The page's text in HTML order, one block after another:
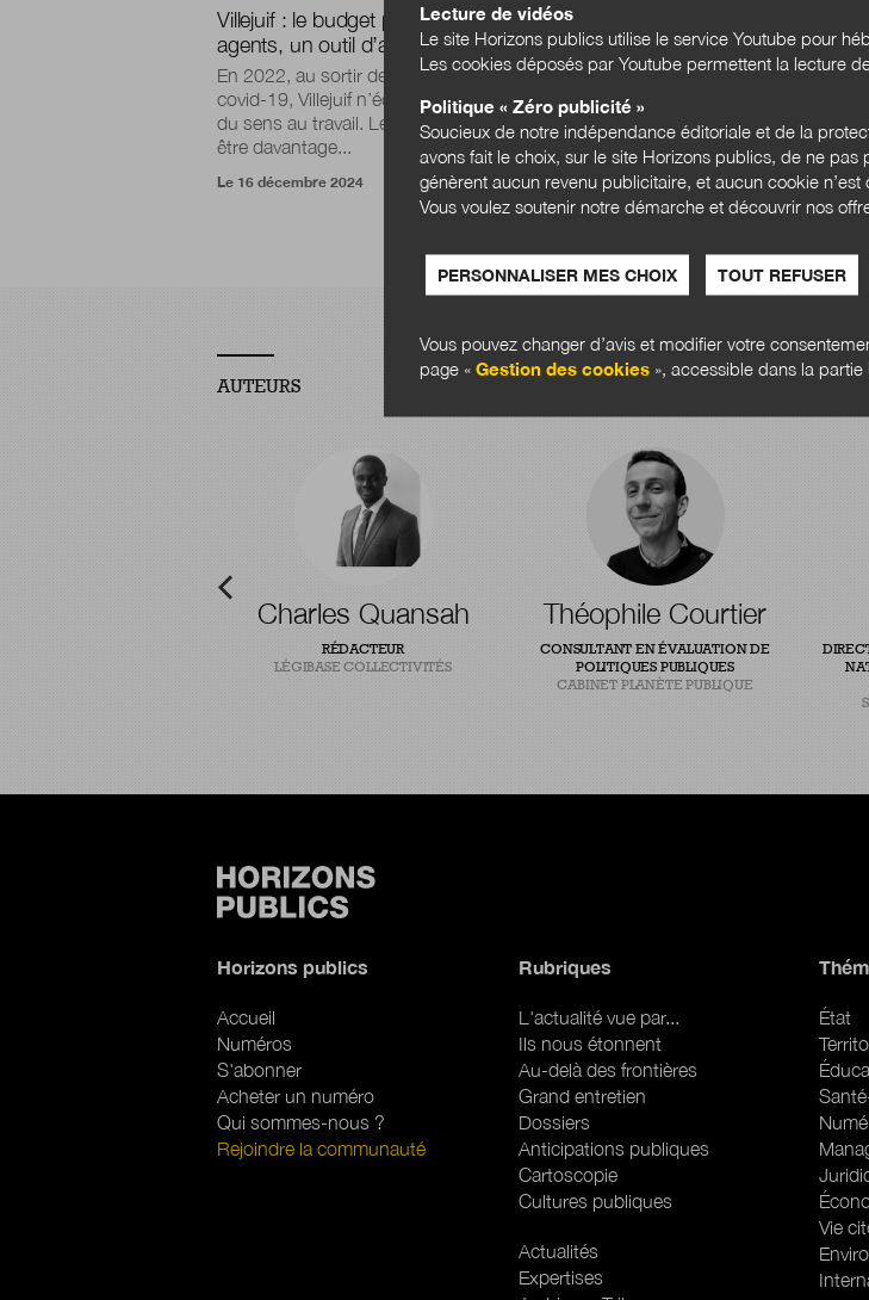
Villejuif : le budget participatif des
agents, un outil d’action managériale
En 2022, au sortir de la crise sanitaire du
covid-19, Villejuif n’échappe pas à la crise
du sens au travail. Les agents demandent à
être davantage...
Le 16 décembre 2024
AUTEURS
Charles Quansah
RÉDACTEUR
LÉGIBASE COLLECTIVITÉS
Théophile Courtier
CONSULTANT EN ÉVALUATION DE
POLITIQUES PUBLIQUES
CABINET PLANÈTE PUBLIQUE
Horizons publics
Accueil
Numéros
S'abonner
Acheter un numéro
Qui sommes-nous ?
Rejoindre la communauté
Rubriques
L'actualité vue par...
Ils nous étonnent
Au-delà des frontières
Grand entretien
Dossiers
Anticipations publiques
Cartoscopie
Cultures publiques
Rubriques (web)
Actualités
Expertises
État
Vie
Lecture de vidéos
Le site Horizons publics utilise le service Youtube pour
Les cookies déposés par Youtube permettent la lecture
Politique « Zéro publicité »
Soucieux de notre indépendance éditoriale et de la
avons fait le choix, sur le site Horizons publics, de ne
génèrent aucun revenu publicitaire, et aucun cookie n’est
Vous voulez soutenir notre démarche et découvrir nos
PERSONNALISER MES CHOIX TOUT REFUSER
Vous pouvez changer d’avis et modifier votre
page « Gestion des cookies », accessible dans la